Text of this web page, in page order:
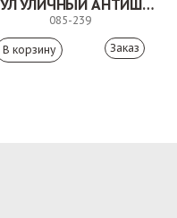
СТУЛ УЛИЧНЫЙ АНТИШОН
085-239
Заказ